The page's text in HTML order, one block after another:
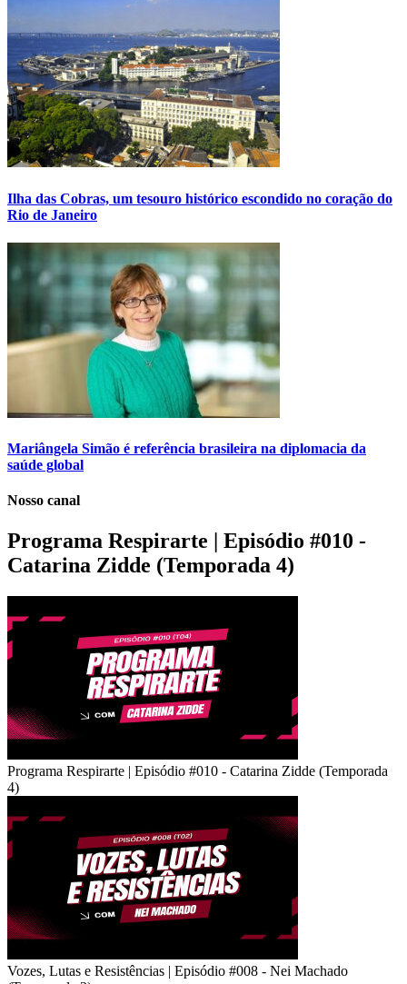
Ilha das Cobras, um tesouro histórico escondido no coração do
Rio de Janeiro
Mariângela Simão é referência brasileira na diplomacia da
saúde global
Nosso canal
Programa Respirarte | Episódio #010 -
Catarina Zidde (Temporada 4)
Programa Respirarte | Episódio #010 - Catarina Zidde (Temporada
4)
Vozes, Lutas e Resistências | Episódio #008 - Nei Machado